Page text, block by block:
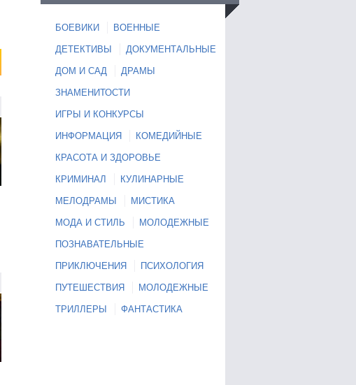
БОЕВИКИ ВОЕННЫЕ
ДЕТЕКТИВЫ ДОКУМЕНТАЛЬНЫЕ
ДОМ И САД ДРАМЫ
ЗНАМЕНИТОСТИ
ИГРЫ И КОНКУРСЫ
ИНФОРМАЦИЯ КОМЕДИЙНЫЕ
КРАСОТА И ЗДОРОВЬЕ
КРИМИНАЛ КУЛИНАРНЫЕ
МЕЛОДРАМЫ МИСТИКА
МОДА И СТИЛЬ МОЛОДЕЖНЫЕ
ПОЗНАВАТЕЛЬНЫЕ
ПРИКЛЮЧЕНИЯ ПСИХОЛОГИЯ
ПУТЕШЕСТВИЯ МОЛОДЕЖНЫЕ
ТРИЛЛЕРЫ ФАНТАСТИКА